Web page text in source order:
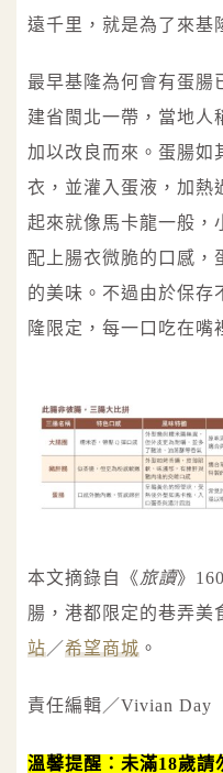
遠千里，就是為了來基
最早基隆為何會有蛋腸
建省閩北一帶，當地人
加以改良而來。蛋腸如
衣，並灌入蛋液，加熱
起來就像馬卡龍一般，
配上腸衣微脆的口感，
的美味。不過由於保存
隆限定，每一口吃在嘴
本文摘錄自《 旅讀》
腸，港都限定的巷弄美
站／希望商城 。
責任編輯／Vivian Day
溫馨提醒：未滿18歲請